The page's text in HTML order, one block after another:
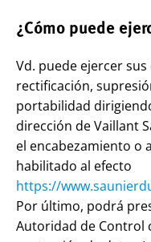
¿Cómo puede
Vd. puede ejercer
rectificación,
portabilidad
dirección de Vaillant
el encabezamiento o
habilitado al efecto
https://
Por último, podrá
Autoridad de Control